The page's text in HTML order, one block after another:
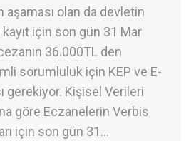
olan da devletin
için son gün 31 Mar
36.000TL den
sorumluluk için KEP ve E-
gerekiyor. Kişisel Verileri
göre Eczanelerin Verbis
için son gün 31…